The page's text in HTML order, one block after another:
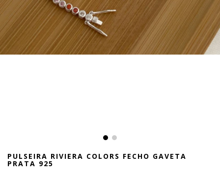
PULSEIRA RIVIERA COLORS FECHO GAVETA
PRATA 925